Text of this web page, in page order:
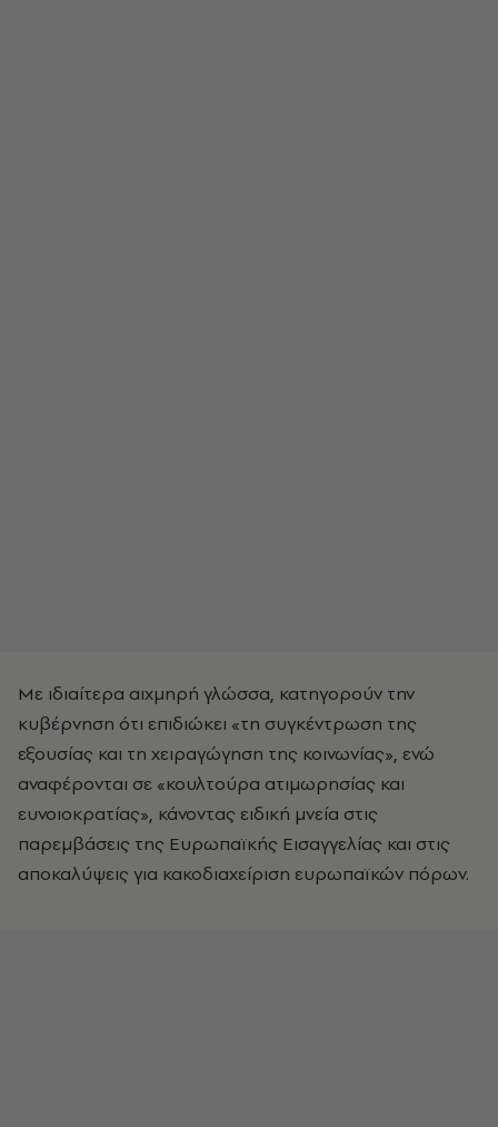
Με ιδιαίτερα αιχμηρή γλώσσα, κατηγορούν την
κυβέρνηση ότι επιδιώκει «τη συγκέντρωση της
εξουσίας και τη χειραγώγηση της κοινωνίας», ενώ
αναφέρονται σε «κουλτούρα ατιμωρησίας και
ευνοιοκρατίας», κάνοντας ειδική μνεία στις
παρεμβάσεις της Ευρωπαϊκής Εισαγγελίας και στις
αποκαλύψεις για κακοδιαχείριση ευρωπαϊκών πόρων.